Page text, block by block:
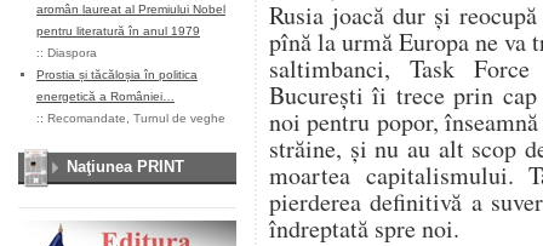
aromân laureat al Premiului Nobel
pentru literatură în anul 1979
:: Diaspora
Prostia și tăcăloșia în politica
energetică a României…
:: Recomandate Turnul de veghe
Naţiunea PRINT
Rusia joacă dur şi
pînă la urmă Europa ne
saltimbanci, Task
Bucureşti îi trece prin
noi pentru popor,
străine, şi nu au alt scop
moartea capitalismului.
pierderea definitivă a
îndreptată spre noi.